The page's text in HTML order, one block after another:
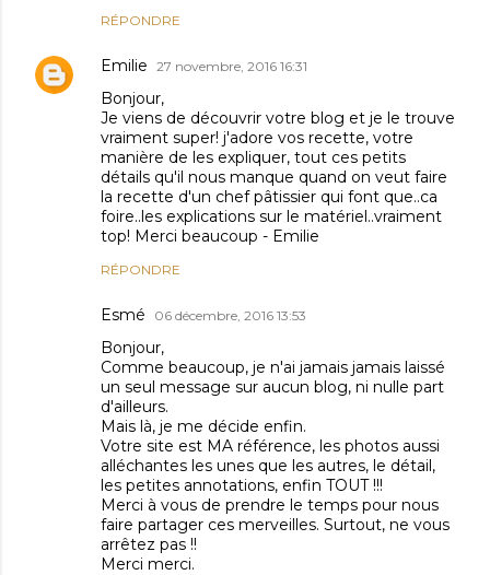
RÉPONDRE
Emilie 27 novembre, 2016 16:31
Bonjour,
Je viens de découvrir votre blog et je le trouve
vraiment super! j'adore vos recette, votre
manière de les expliquer, tout ces petits
détails qu'il nous manque quand on veut faire
la recette d'un chef pâtissier qui font que..ca
foire..les explications sur le matériel..vraiment
top! Merci beaucoup - Emilie
RÉPONDRE
Esmé 06 décembre, 2016 13:53
Bonjour,
Comme beaucoup, je n'ai jamais jamais laissé
un seul message sur aucun blog, ni nulle part
d'ailleurs.
Mais là, je me décide enfin.
Votre site est MA référence, les photos aussi
alléchantes les unes que les autres, le détail,
les petites annotations, enfin TOUT !!!
Merci à vous de prendre le temps pour nous
faire partager ces merveilles. Surtout, ne vous
arrêtez pas !!
Merci merci.